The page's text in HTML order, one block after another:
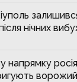
нічних
напрямку
ворожий